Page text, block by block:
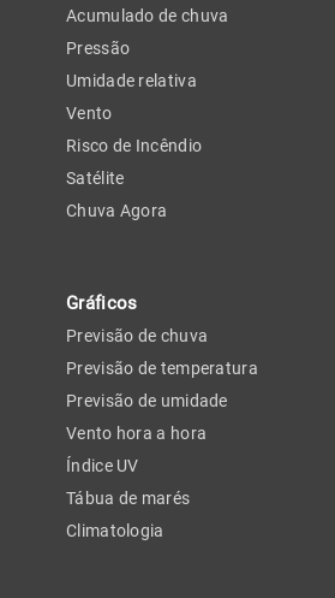
Acumulado de chuva
Pressão
Umidade relativa
Vento
Risco de Incêndio
Satélite
Chuva Agora
Gráficos
Previsão de chuva
Previsão de temperatura
Previsão de umidade
Vento hora a hora
Índice UV
Tábua de marés
Climatologia